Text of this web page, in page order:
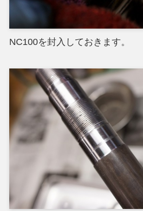
NC100を封入しておきます。